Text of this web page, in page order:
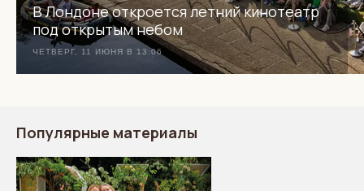
В Лондоне откроется летний кинотеатр
под открытым небом
ЧЕТВЕРГ, 11 ИЮНЯ В 13:06
Популярные материалы